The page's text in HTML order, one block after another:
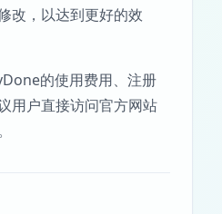
改，以达到更好的效
的使用费用、注册
用户直接访问官方网站